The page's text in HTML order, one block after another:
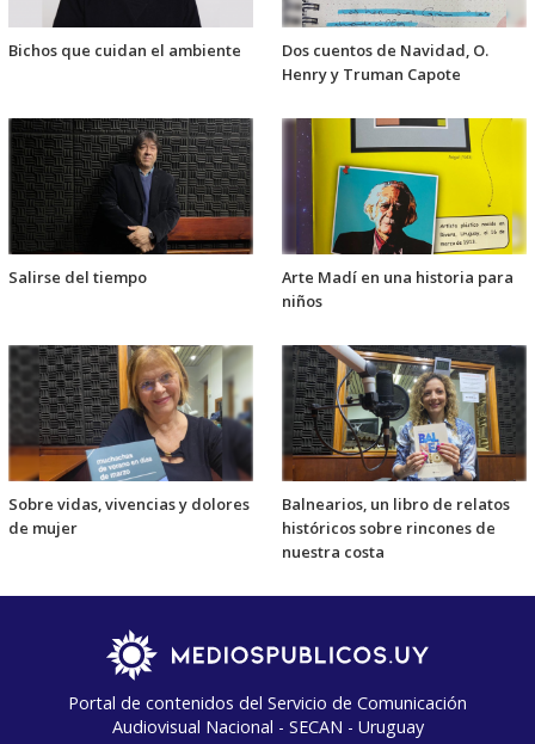
Bichos que cuidan el ambiente
Dos cuentos de Navidad, O.
Henry y Truman Capote
Salirse del tiempo
Arte Madí en una historia para
niños
Sobre vidas, vivencias y dolores
de mujer
Balnearios, un libro de relatos
históricos sobre rincones de
nuestra costa
Portal de contenidos del Servicio de Comunicación
Audiovisual Nacional - SECAN - Uruguay